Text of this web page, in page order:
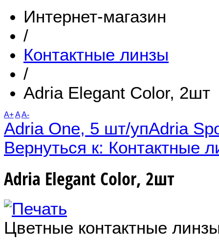
Интернет-магазин
/
Контактные линзы
/
Adria Elegant Color, 2шт
A+AA-
Adria One, 5 шт/упAdria
Вернуться к: Контактные
Adria Elegant Color, 2шт
Цветные контактные